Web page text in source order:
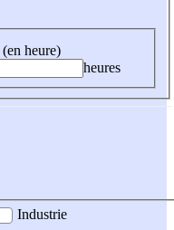
heure)
heures
Industrie